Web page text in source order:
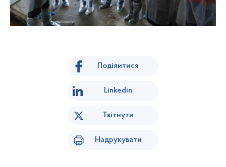
Поділитися
Linkedin
Твітнути
Надрукувати